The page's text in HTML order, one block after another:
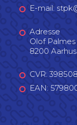
E-mail:
Adresse
Olof Palmes
8200
CVR:
EAN: